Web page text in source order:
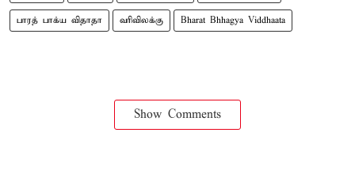
பாரத் பாக்ய விதாதா வரிவிலக்கு Bharat Bhhagya Viddhaata
Show Comments